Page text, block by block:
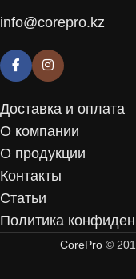
info@corepro.kz
Доставка и оплата
О компании
О продукции
Контакты
Статьи
Политика
СorePro©